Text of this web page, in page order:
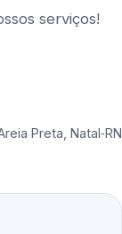
serviços!
Preta, Natal‑RN